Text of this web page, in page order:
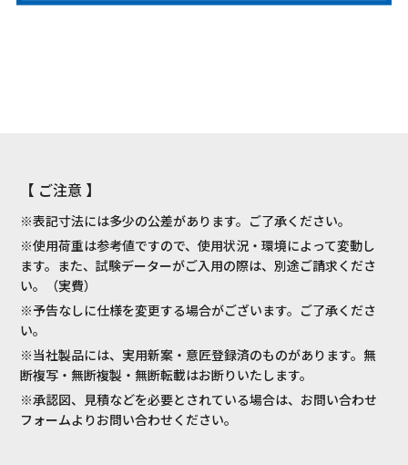
【 ご注意 】
※表記寸法には多少の公差があります。ご了承ください。
※使用荷重は参考値ですので、使用状況・環境によって変動し
ます。また、試験データーがご入用の際は、別途ご請求くださ
い。（実費）
※予告なしに仕様を変更する場合がございます。ご了承くださ
い。
※当社製品には、実用新案・意匠登録済のものがあります。無
断複写・無断複製・無断転載はお断りいたします。
※承認図、見積などを必要とされている場合は、お問い合わせ
フォームよりお問い合わせください。